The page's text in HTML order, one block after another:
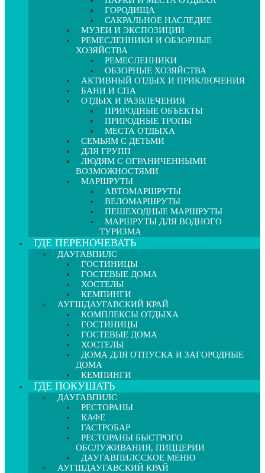
ГОРОДИЩА
САКРАЛЬНОЕ НАСЛЕДИЕ
МУЗЕИ И ЭКСПОЗИЦИИ
РЕМЕСЛЕННИКИ И ОБЗОРНЫЕ
ХОЗЯЙСТВА
РЕМЕСЛЕННИКИ
ОБЗОРНЫЕ ХОЗЯЙСТВА
АКТИВНЫЙ ОТДЫХ И ПРИКЛЮЧЕНИЯ
БАНИ И СПА
ОТДЫХ И РАЗВЛЕЧЕНИЯ
ПРИРОДНЫЕ ОБЪЕКТЫ
ПРИРОДНЫЕ ТРОПЫ
МЕСТА ОТДЫХА
СЕМЬЯМ С ДЕТЬМИ
ДЛЯ ГРУПП
ЛЮДЯМ С ОГРАНИЧЕННЫМИ
ВОЗМОЖНОСТЯМИ
МАРШРУТЫ
АВТОМАРШРУТЫ
ВЕЛОМАРШРУТЫ
ПЕШЕХОДНЫЕ МАРШРУТЫ
МАРШРУТЫ ДЛЯ ВОДНОГО
ТУРИЗМА
ГДЕ ПЕРЕНОЧЕВАТЬ
ДАУГАВПИЛС
ГОСТИНИЦЫ
ГОСТЕВЫЕ ДОМА
ХОСТЕЛЫ
КЕМПИНГИ
АУГШДАУГАВСКИЙ КРАЙ
КОМПЛЕКСЫ ОТДЫХА
ГОСТИНИЦЫ
ГОСТЕВЫЕ ДОМА
ХОСТЕЛЫ
ДОМА ДЛЯ ОТПУСКА И ЗАГОРОДНЫЕ
ДОМА
КЕМПИНГИ
ГДЕ ПОКУШАТЬ
ДАУГАВПИЛС
РЕСТОРАНЫ
КАФЕ
ГАСТРОБАР
РЕСТОРАНЫ БЫСТРОГО
ОБСЛУЖИВАНИЯ, ПИЦЦЕРИИ
ДАУГАВПИЛССКОЕ МЕНЮ
АУГШДАУГАВСКИЙ КРАЙ